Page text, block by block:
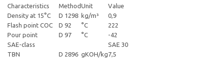
Characteristics
MethodUnit
Value
Density at 15°C
D 1298 kg/m³
0,9
Flash point COC
D 92 °C
222
Pour point
D 97 °C
-42
SAE-class
SAE 30
TBN
D 2896 gKOH/kg7,5